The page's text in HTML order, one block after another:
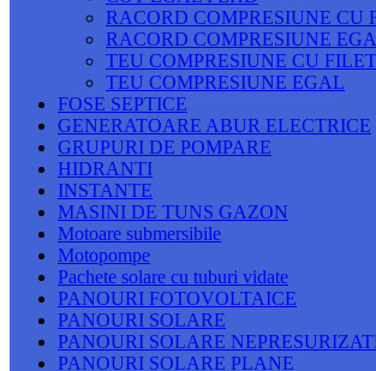
RACORD COMPRESIUNE CU
RACORD COMPRESIUNE
TEU COMPRESIUNE CU FILET
TEU COMPRESIUNE EGAL
FOSE SEPTICE
GENERATOARE ABUR ELECTRICE
GRUPURI DE POMPARE
HIDRANTI
INSTANTE
MASINI DE TUNS GAZON
Motoare submersibile
Motopompe
Pachete solare cu tuburi vidate
PANOURI FOTOVOLTAICE
PANOURI SOLARE
PANOURI SOLARE
PANOURI SOLARE PLANE